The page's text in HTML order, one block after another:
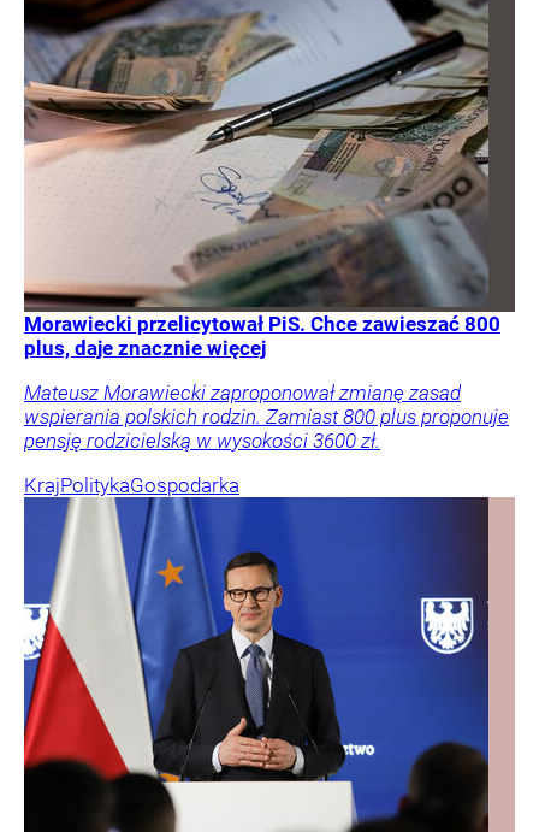
Morawiecki przelicytował PiS. Chce zawieszać 800
plus, daje znacznie więcej
Mateusz Morawiecki zaproponował zmianę zasad
wspierania polskich rodzin. Zamiast 800 plus proponuje
pensję rodzicielską w wysokości 3600 zł.
KrajPolitykaGospodarka